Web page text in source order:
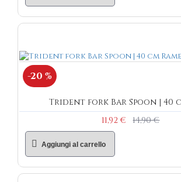
-20 %
Trident fork Bar Spoon | 40
11,92 €
14,90 €
Aggiungi al carrello